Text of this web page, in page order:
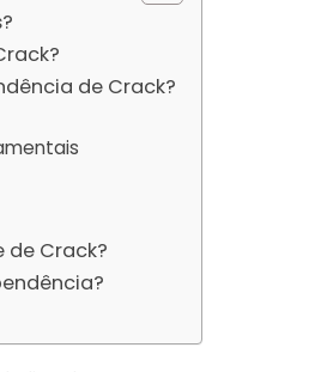
de Crack?
de Crack?